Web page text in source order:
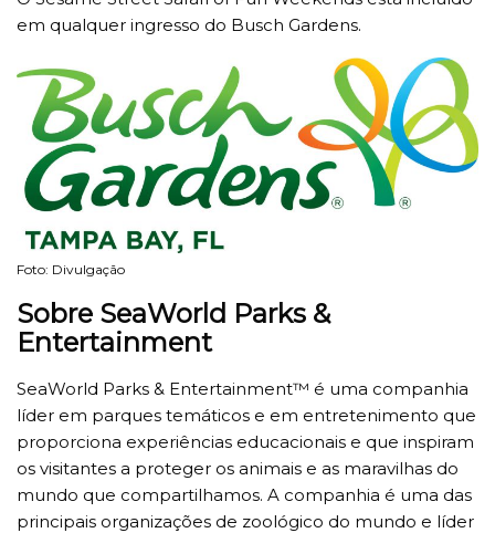
em qualquer ingresso do Busch Gardens.
Foto: Divulgação
Sobre SeaWorld Parks &
Entertainment
SeaWorld Parks & Entertainment™ é uma companhia
líder em parques temáticos e em entretenimento que
proporciona experiências educacionais e que inspiram
os visitantes a proteger os animais e as maravilhas do
mundo que compartilhamos. A companhia é uma das
principais organizações de zoológico do mundo e líder